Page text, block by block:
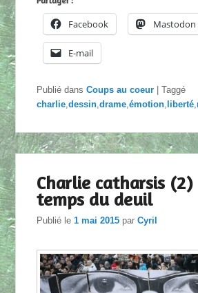
Facebook Mastodon
E-mail
Publié dans Coups au coeur |Taggé
charlie,dessin,drame,émotion, liberté,
Charlie catharsis (2)
temps du deuil
Publié le1 mai 2015 parCyril